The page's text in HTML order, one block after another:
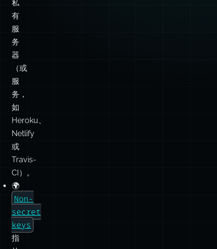
器
（或
服
务，
如
Heroku、
Netlify
或
Travis-
CI）。
🌍
Non-
secret
keys
指
的
是
可
以